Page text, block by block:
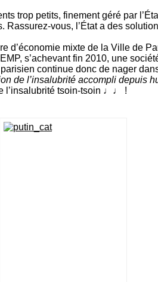
trop petits, finement géré par
vous, l’État a des
mixte de la Ville de
s’achevant fin 2010, une
continue donc de nager
de l’insalubrité accompli depuis
l’insalubrité tsoin-tsoin ♩♩ !